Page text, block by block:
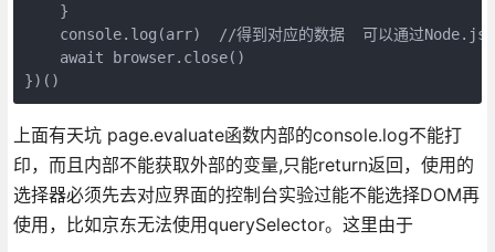
    }
console.log(arr)  //得到对应的数据  可以通过Node.js
    await browser.close()
})()
上面有天坑 page.evaluate函数内部的console.log不能打
印，而且内部不能获取外部的变量,只能return返回，使用的
选择器必须先去对应界面的控制台实验过能不能选择DOM再
使用，比如京东无法使用querySelector。这里由于